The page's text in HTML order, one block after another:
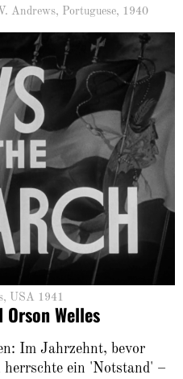
Andrews, Portuguese, 1940
USA 1941
Welles
Im Jahrzehnt, bevor
ein 'Notstand' –